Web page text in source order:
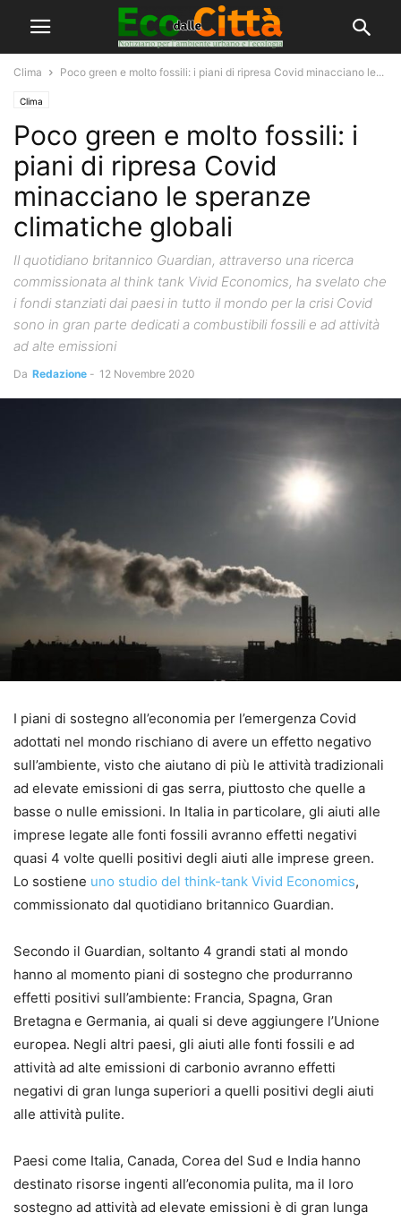
Clima Poco green e molto fossili: i piani di ripresa Covid minacciano le...
Clima
Poco green e molto fossili: i
piani di ripresa Covid
minacciano le speranze
climatiche globali
Il quotidiano britannico Guardian, attraverso una ricerca
commissionata al think tank Vivid Economics, ha svelato che
i fondi stanziati dai paesi in tutto il mondo per la crisi Covid
sono in gran parte dedicati a combustibili fossili e ad attività
ad alte emissioni
Da Redazione - 12 Novembre 2020
I piani di sostegno all’economia per l’emergenza Covid
adottati nel mondo rischiano di avere un effetto negativo
sull’ambiente, visto che aiutano di più le attività tradizionali
ad elevate emissioni di gas serra, piuttosto che quelle a
basse o nulle emissioni. In Italia in particolare, gli aiuti alle
imprese legate alle fonti fossili avranno effetti negativi
quasi 4 volte quelli positivi degli aiuti alle imprese green.
Lo sostiene uno studio del think-tank Vivid Economics,
commissionato dal quotidiano britannico Guardian.
Secondo il Guardian, soltanto 4 grandi stati al mondo
hanno al momento piani di sostegno che produrranno
effetti positivi sull’ambiente: Francia, Spagna, Gran
Bretagna e Germania, ai quali si deve aggiungere l’Unione
europea. Negli altri paesi, gli aiuti alle fonti fossili e ad
attività ad alte emissioni di carbonio avranno effetti
negativi di gran lunga superiori a quelli positivi degli aiuti
alle attività pulite.
Paesi come Italia, Canada, Corea del Sud e India hanno
destinato risorse ingenti all’economia pulita, ma il loro
sostegno ad attività ad elevate emissioni è di gran lunga